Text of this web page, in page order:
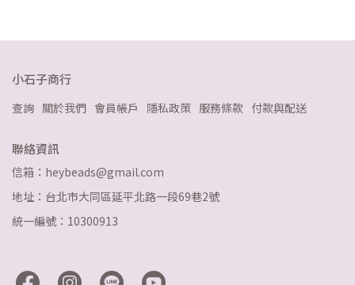
小石子商行
查詢 關於我們 會員帳戶 隱私政策 服務條款 付款與配送
聯絡資訊
信箱：heybeads@gmail.com
地址：台北市大同區延平北路一段69巷2號
統一編號：10300913